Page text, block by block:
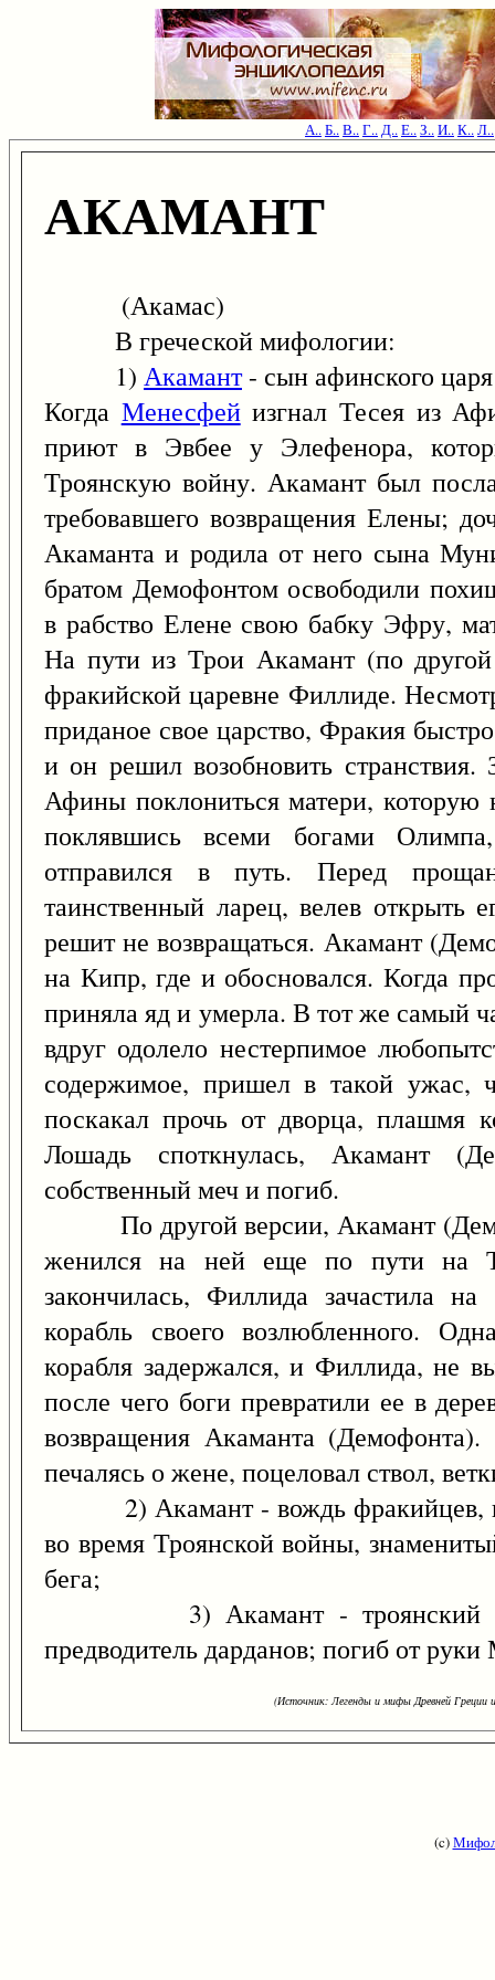
А..Б..В..Г..Д..Е..З..И..К..Л..
АКАМАНТ
(Акамас)
В греческой мифологии:
1) Акамант- сын афинского
Когда Менесфейизгнал Тесея из
приют в Эвбее у Элефенора,
Троянскую войну. Акамант был
требовавшего возвращения Елены;
Акаманта и родила от него сына
братом Демофонтом освободили
в рабство Елене свою бабку Эфру,
На пути из Трои Акамант (по
фракийской царевне Филлиде.
приданое свое царство, Фракия
и он решил возобновить странствия.
Афины поклониться матери, которую
поклявшись всеми богами
отправился в путь. Перед
таинственный ларец, велев открыть
решит не возвращаться. Акамант
на Кипр, где и обосновался. Когда
приняла яд и умерла. В тот же самый
вдруг одолело нестерпимое
содержимое, пришел в такой ужас,
поскакал прочь от дворца, плашмя
Лошадь споткнулась, Акамант
собственный меч и погиб.
По другой версии, Акамант
женился на ней еще по пути на
закончилась, Филлида зачастила
корабль своего возлюбленного.
корабля задержался, и Филлида, не
после чего боги превратили ее в
возвращения Акаманта
печалясь о жене, поцеловал ствол,
2) Акамант - вождь фракийцев,
во время Троянской войны,
бега;
3) Акамант - троянский
предводитель дарданов; погиб от
(Источник: Легенды и мифы Древней
(c)